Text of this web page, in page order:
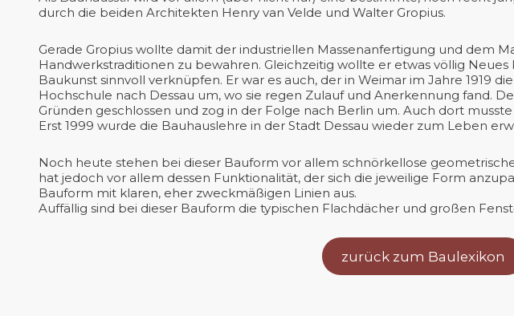
durch die beiden Architekten Henry van Velde und Walter Gropius.
Gerade Gropius wollte damit der industriellen Massenanfertigung und dem
Handwerkstraditionen zu bewahren. Gleichzeitig wollte er etwas völlig
Baukunst sinnvoll verknüpfen. Er war es auch, der in Weimar im Jahre 1919
Hochschule nach Dessau um, wo sie regen Zulauf und Anerkennung fand.
Gründen geschlossen und zog in der Folge nach Berlin um. Auch dort
Erst 1999 wurde die Bauhauslehre in der Stadt Dessau wieder zum Leben
Noch heute stehen bei dieser Bauform vor allem schnörkellose
hat jedoch vor allem dessen Funktionalität, der sich die jeweilige Form
Bauform mit klaren, eher zweckmäßigen Linien aus.
Auffällig sind bei dieser Bauform die typischen Flachdächer und großen
zurück zum Baulexikon